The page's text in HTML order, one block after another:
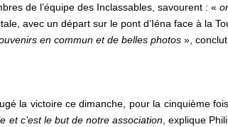
de l’équipe des Inclassables, savourent : «
avec un départ sur le pont d’Iéna face à la
en commun et de belles photos »,
la victoire ce dimanche, pour la cinquième
et c’est le but de notre association , explique